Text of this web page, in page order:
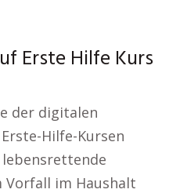
Erste Hilfe Kurs
der digitalen
Hilfe-Kursen
Vorfall im Haushalt